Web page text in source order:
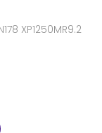
XP1250MR9.2